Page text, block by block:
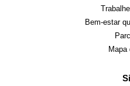
Bem-estar
Mapa